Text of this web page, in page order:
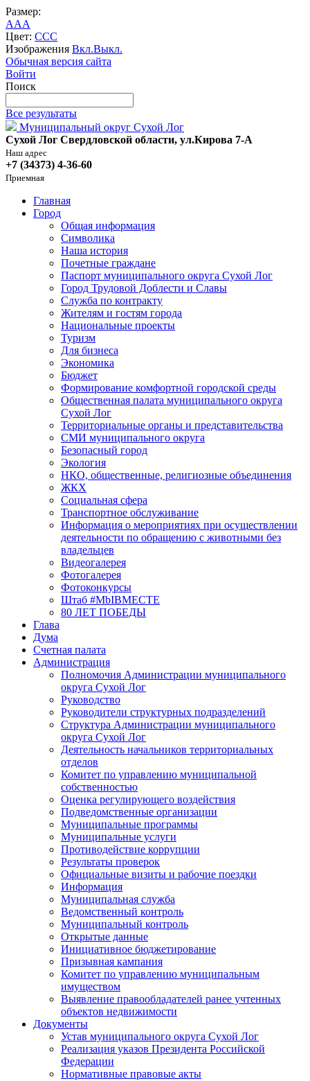
Размер:
AAA
Цвет: CCC
Изображения Вкл.Выкл.
Обычная версия сайта
Войти
Поиск
Все результаты
Муниципальный округ Сухой Лог
Сухой Лог Свердловской области, ул.Кирова 7-А
Наш адрес
+7 (34373) 4-36-60
Приемная
Главная
Город
Общая информация
Символика
Наша история
Почетные граждане
Паспорт муниципального округа Сухой Лог
Город Трудовой Доблести и Славы
Служба по контракту
Жителям и гостям города
Национальные проекты
Туризм
Для бизнеса
Экономика
Бюджет
Формирование комфортной городской среды
Общественная палата муниципального округа
Сухой Лог
Территориальные органы и представительства
СМИ муниципального округа
Безопасный город
Экология
НКО, общественные, религиозные объединения
ЖКХ
Социальная сфера
Транспортное обслуживание
Информация о мероприятиях при осуществлении
деятельности по обращению с животными без
владельцев
Видеогалерея
Фотогалерея
Фотоконкурсы
Штаб #MbIBMECTE
80 ЛЕТ ПОБЕДЫ
Глава
Дума
Счетная палата
Администрация
Полномочия Администрации муниципального
округа Сухой Лог
Руководство
Руководители структурных подразделений
Структура Администрации муниципального
округа Сухой Лог
Деятельность начальников территориальных
отделов
Комитет по управлению муниципальной
собственностью
Оценка регулирующего воздействия
Подведомственные организации
Муниципальные программы
Муниципальные услуги
Противодействие коррупции
Результаты проверок
Официальные визиты и рабочие поездки
Информация
Муниципальная служба
Ведомственный контроль
Муниципальный контроль
Открытые данные
Инициативное бюджетирование
Призывная кампания
Комитет по управлению муниципальным
имуществом
Выявление правообладателей ранее учтенных
объектов недвижимости
Документы
Устав муниципального округа Сухой Лог
Реализация указов Президента Российской
Федерации
Нормативные правовые акты